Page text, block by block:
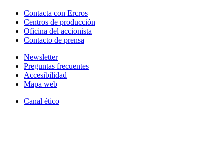
Contacta con Ercros
Centros de producción
Oficina del accionista
Contacto de prensa
Newsletter
Preguntas frecuentes
Accesibilidad
Mapa web
Canal ético